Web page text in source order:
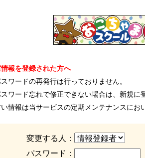
報を登録された方へ
スワードの再発行は行っておりません。
スワード忘れで修正できない場合は、新規に
い情報は当サービスの定期メンテナンスにお
変更する人：
パスワード：